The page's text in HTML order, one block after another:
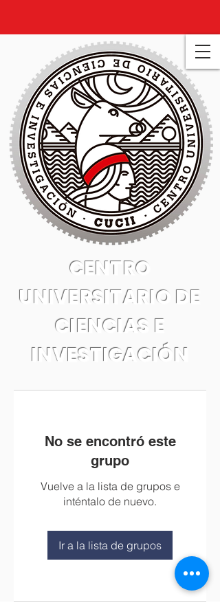
CENTRO
UNIVERSITARIO DE
CIENCIAS E
INVESTIGACIÓN
No se encontró este
grupo
Vuelve a la lista de grupos e
inténtalo de nuevo.
Ir a la lista de grupos